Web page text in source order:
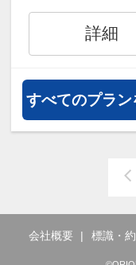
通・体
約）が
※0～5歳
お支払い
詳細
すべてのプラン
会社概要 標識・